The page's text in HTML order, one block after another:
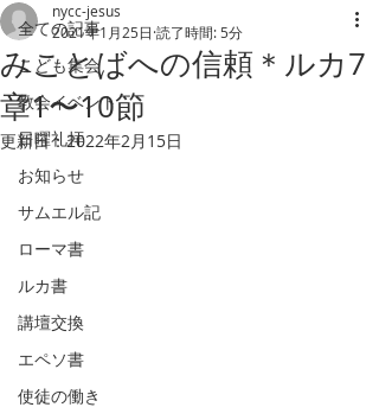
全ての記事
こども集会
教会イベント
日曜礼拝
お知らせ
サムエル記
ローマ書
ルカ書
講壇交換
エペソ書
使徒の働き
みことばへの信頼＊ルカ7
章1〜10節
nycc-jesus
2021年1月25日 読了時間: 5分
更新日：2022年2月15日